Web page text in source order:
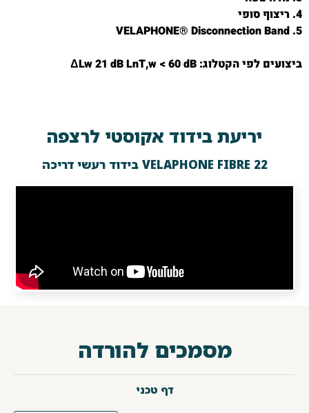
4. ריצוף סופי
5. VELAPHONE® Disconnection Band
ביצועים לפי הקטלוג: ΔLw 21 dB LnT,w < 60 dB
יריעת בידוד אקוסטי לרצפה
VELAPHONE FIBRE 22 בידוד רעשי דריכה
מסמכים להורדה
דף טכני